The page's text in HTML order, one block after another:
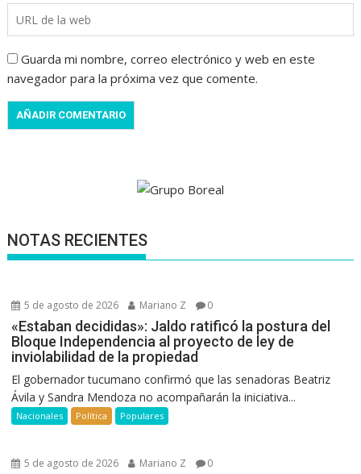
Guarda mi nombre, correo electrónico y web en este
navegador para la próxima vez que comente.
NOTAS RECIENTES
5 de agosto de 2026 Mariano Z 0
«Estaban decididas»: Jaldo ratificó la postura del
Bloque Independencia al proyecto de ley de
inviolabilidad de la propiedad
El gobernador tucumano confirmó que las senadoras Beatriz
Ávila y Sandra Mendoza no acompañarán la iniciativa...
Nacionales Política Populares
5 de agosto de 2026 Mariano Z 0